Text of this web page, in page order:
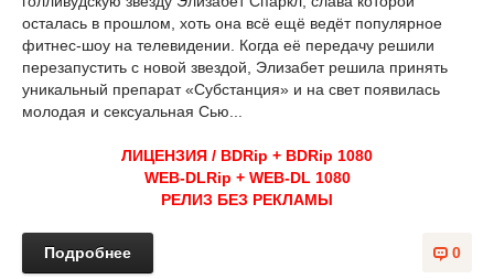
осталась в прошлом, хоть она всё ещё ведёт популярное
фитнес-шоу на телевидении. Когда её передачу решили
перезапустить с новой звездой, Элизабет решила принять
уникальный препарат «Субстанция» и на свет появилась
молодая и сексуальная Сью...
ЛИЦЕНЗИЯ / BDRip + BDRip 1080
WEB-DLRip + WEB-DL 1080
РЕЛИЗ БЕЗ РЕКЛАМЫ
0
Подробнее